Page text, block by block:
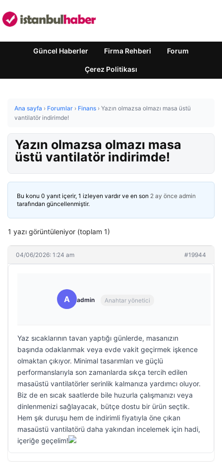
Güncel Haberler Firma Rehberi Forum
Çerez Politikası
Ana sayfa › Forumlar › Finans › Yazın olmazsa olmazı masa üstü
vantilatör indirimde!
Yazın olmazsa olmazı masa
üstü vantilatör indirimde!
Bu konu 0 yanıt içerir, 1 izleyen vardır ve en son 2 ay önce admin
tarafından güncellenmiştir.
1 yazı görüntüleniyor (toplam 1)
04/06/2026: 1:24 am #19944
A admin Anahtar yönetici
Yaz sıcaklarının tavan yaptığı günlerde, masanızın
başında odaklanmak veya evde vakit geçirmek işkence
olmaktan çıkıyor. Minimal tasarımları ve güçlü
performanslarıyla son zamanlarda sıkça tercih edilen
masaüstü vantilatörler serinlik kalmanıza yardımcı oluyor.
Biz de en sıcak saatlerde bile huzurla çalışmanızı veya
dinlenmenizi sağlayacak, bütçe dostu bir ürün seçtik.
Hem şık duruşu hem de indirimli fiyatıyla öne çıkan
masaüstü vantilatörü daha yakından incelemek için hadi,
içeriğe geçelim!